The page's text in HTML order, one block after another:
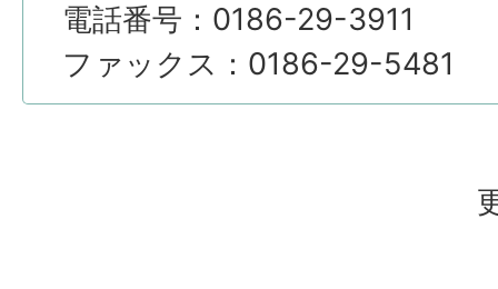
電話番号：0186-29-3911
ファックス：0186-29-5481